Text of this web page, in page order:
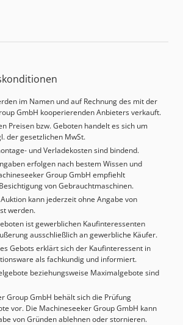
im Namen und auf Rechnung des mit der
GmbH kooperierenden Anbieters verkauft.
Preisen bzw. Geboten handelt es sich um
der gesetzlichen MwSt.
und Verladekosten sind bindend.
erfolgen nach bestem Wissen und
Group GmbH empfiehlt
von Gebrauchtmaschinen.
kann jederzeit ohne Angabe von
werden.
ist gewerblichen Kaufinteressenten
ausschließlich an gewerbliche Käufer.
Gebots erklärt sich der Kaufinteressent in
als fachkundig und informiert.
beziehungsweise Maximalgebote sind
Group GmbH behält sich die Prüfung
vor. Die Machineseeker Group GmbH kann
von Gründen ablehnen oder stornieren.